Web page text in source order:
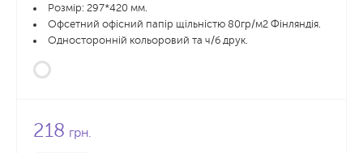
Розмір: 297*420 мм.
Офсетний офісний папір щільністю 80гр/м2 Фінляндія.
Односторонній кольоровий та ч/б друк.
218 грн.